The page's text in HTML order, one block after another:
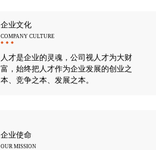
企业文化
COMPANY CULTURE
人才是企业的灵魂，公司视人才为大财
富，始终把人才作为企业发展的创业之
本、竞争之本、发展之本。
企业使命
OUR MISSION